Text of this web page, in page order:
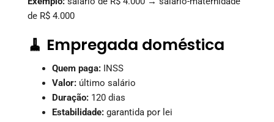
de R$ 4.000
🧹 Empregada doméstica
Quem paga: INSS
Valor: último salário
Duração: 120 dias
Estabilidade: garantida por lei